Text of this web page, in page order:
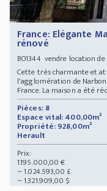
France: Elégante
rénové
BO1344vendre location de
Cette très charmante et
l'agglomération de
France. La maison a été
Pièces: 8
Espace vital: 400,00m²
Propriété: 928,00m²
Herault
Prix:
1.195.000,00 €
~ 1.024.593,00 £
~ 1.321.909,00 $